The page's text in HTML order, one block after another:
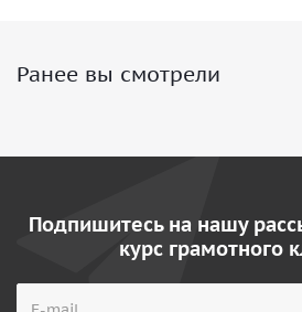
Ранее вы смотрели
Подпишитесь на нашу
курс грамотного